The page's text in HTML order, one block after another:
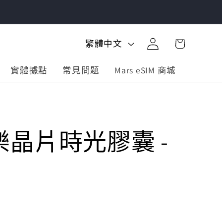
實體據點 常見問題 Mars eSIM 商城
語
繁體中文
登
入
物
晶片時光膠囊 -